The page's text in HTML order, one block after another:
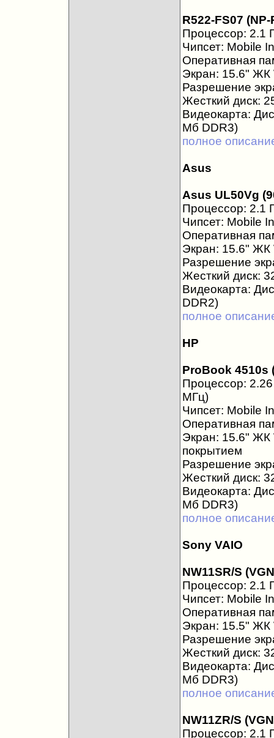
R522-FS07
Процессор: 2.1
Чипсет: Mobile
Оперативная
Экран: 15.6" ЖК
Разрешение
Жесткий диск:
Видеокарта:
Мб DDR3)
полное
Asus
Asus UL50Vg
Процессор: 2.1
Чипсет: Mobile
Оперативная
Экран: 15.6" ЖК
Разрешение
Жесткий диск:
Видеокарта:
DDR2)
полное
HP
ProBook 4510s
Процессор:
МГц)
Чипсет: Mobile
Оперативная
Экран: 15.6" ЖК
покрытием
Разрешение
Жесткий диск:
Видеокарта:
Мб DDR3)
полное
Sony VAIO
NW11SR/S
Процессор: 2.1
Чипсет: Mobile
Оперативная
Экран: 15.5" ЖК
Разрешение
Жесткий диск:
Видеокарта:
Мб DDR3)
полное
NW11ZR/S
Процессор: 2.1